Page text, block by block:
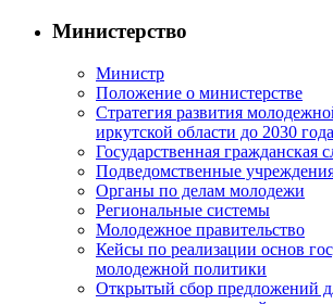
Министерство
Министр
Положение о министерстве
Стратегия развития
иркутской области до 2030 года
Государственная гражданская
Подведомственные
Органы по делам молодежи
Региональные системы
Молодежное правительство
Кейсы по реализации основ
молодежной политики
Открытый сбор предложений